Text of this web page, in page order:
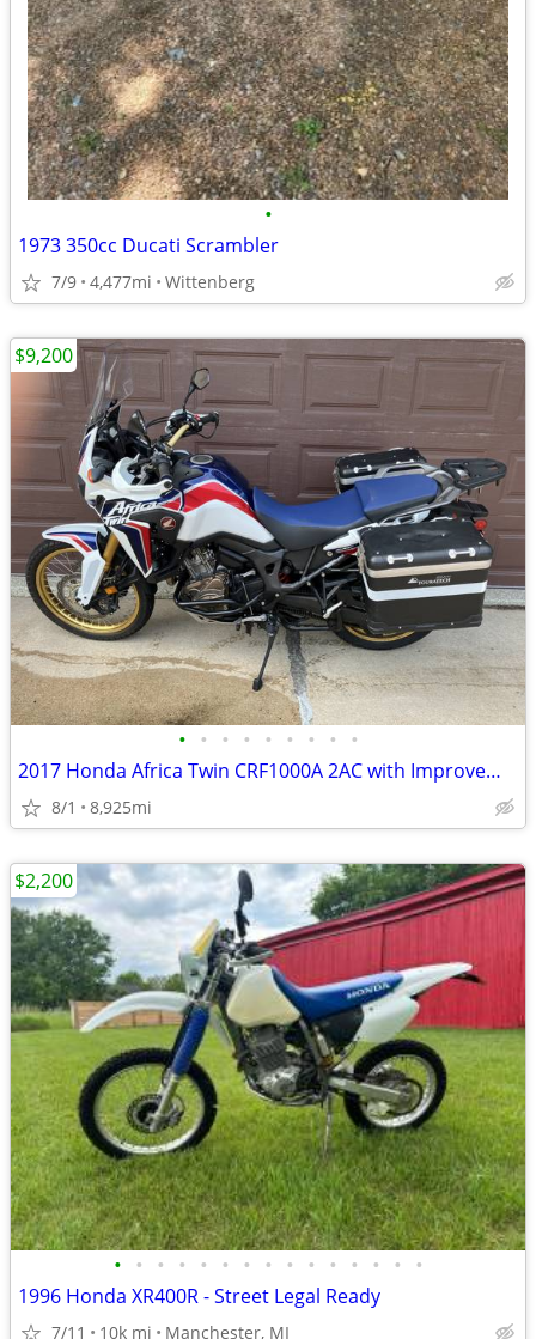
•
1973 350cc Ducati Scrambler
7/9 4,477mi Wittenberg
• • • • • • • • •
2017 Honda Africa Twin CRF1000A 2AC with Improvements/Extra Parts
8/1 8,925mi
$9,200
• • • • • • • • • • • • • • •
1996 Honda XR400R - Street Legal Ready
7/11 10k mi Manchester, MI
$2,200